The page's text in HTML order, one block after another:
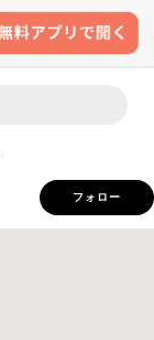
フォロー